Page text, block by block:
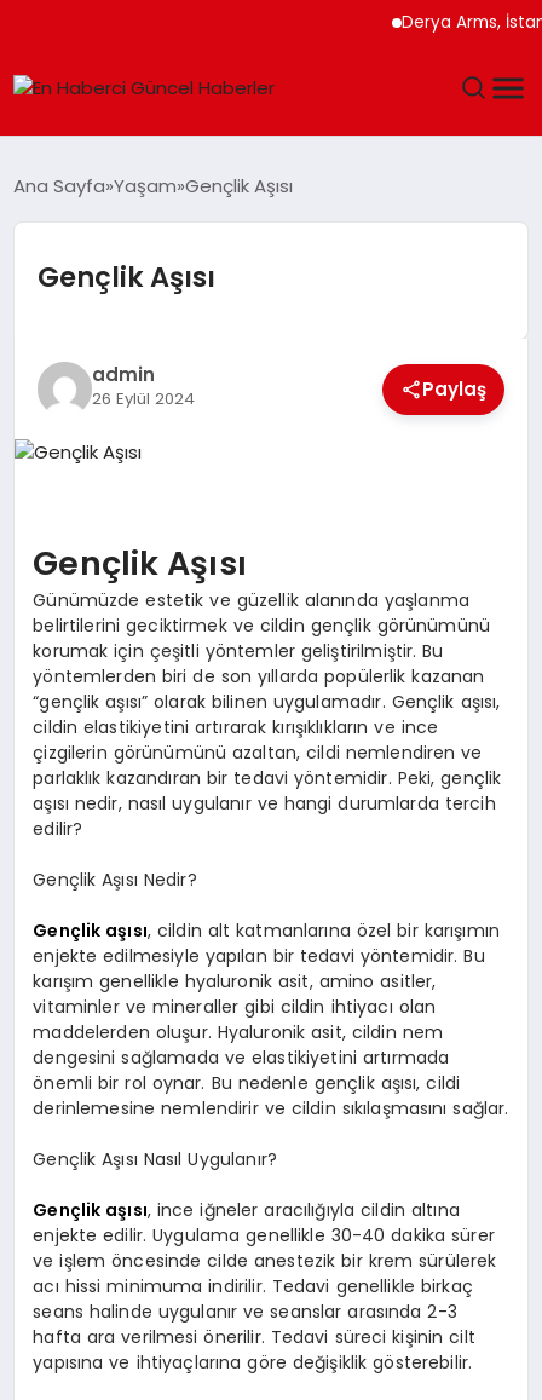
Derya Arms,
SPOR
SAĞLIK
MAGAZIN
EĞITIM
SIYASET
Ana Sayfa Yaşam Gençlik Aşısı
Gençlik Aşısı
admin
26 Eylül 2024 Paylaş
Gençlik Aşısı
Günümüzde estetik ve güzellik alanında yaşlanma
belirtilerini geciktirmek ve cildin gençlik görünümünü
korumak için çeşitli yöntemler geliştirilmiştir. Bu
yöntemlerden biri de son yıllarda popülerlik kazanan
“gençlik aşısı” olarak bilinen uygulamadır. Gençlik aşısı,
cildin elastikiyetini artırarak kırışıklıkların ve ince
çizgilerin görünümünü azaltan, cildi nemlendiren ve
parlaklık kazandıran bir tedavi yöntemidir. Peki, gençlik
aşısı nedir, nasıl uygulanır ve hangi durumlarda tercih
edilir?
Gençlik Aşısı Nedir?
Gençlik aşısı, cildin alt katmanlarına özel bir karışımın
enjekte edilmesiyle yapılan bir tedavi yöntemidir. Bu
karışım genellikle hyaluronik asit, amino asitler,
vitaminler ve mineraller gibi cildin ihtiyacı olan
maddelerden oluşur. Hyaluronik asit, cildin nem
dengesini sağlamada ve elastikiyetini artırmada
önemli bir rol oynar. Bu nedenle gençlik aşısı, cildi
derinlemesine nemlendirir ve cildin sıkılaşmasını sağlar.
Gençlik Aşısı Nasıl Uygulanır?
Gençlik aşısı, ince iğneler aracılığıyla cildin altına
enjekte edilir. Uygulama genellikle 30-40 dakika sürer
ve işlem öncesinde cilde anestezik bir krem sürülerek
acı hissi minimuma indirilir. Tedavi genellikle birkaç
seans halinde uygulanır ve seanslar arasında 2-3
hafta ara verilmesi önerilir. Tedavi süreci kişinin cilt
yapısına ve ihtiyaçlarına göre değişiklik gösterebilir.